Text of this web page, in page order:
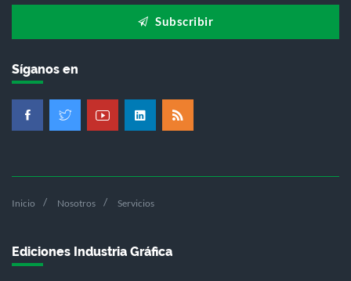
Subscribir
Síganos en
Inicio Nosotros Servicios
Ediciones Industria Gráfica